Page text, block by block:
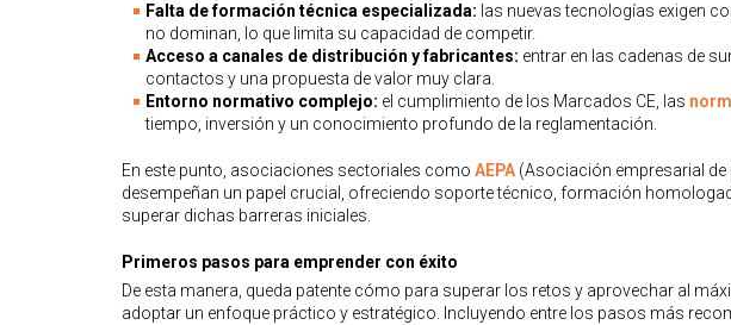
Falta de formación técnica especializada: las nuevas tecnologías exigen
no dominan, lo que limita su capacidad de competir.
Acceso a canales de distribución y fabricantes: entrar en las cadenas de
contactos y una propuesta de valor muy clara.
Entorno normativo complejo: el cumplimiento de los Marcados CE, las
tiempo, inversión y un conocimiento profundo de la reglamentación.
En este punto, asociaciones sectoriales como AEPA (Asociación empresarial
desempeñan un papel crucial, ofreciendo soporte técnico, formación
superar dichas barreras iniciales.
Primeros pasos para emprender con éxito
De esta manera, queda patente cómo para superar los retos y aprovechar al
adoptar un enfoque práctico y estratégico. Incluyendo entre los pasos más